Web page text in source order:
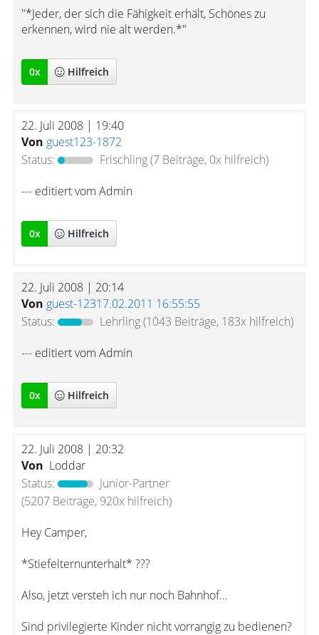
"*Jeder, der sich die Fähigkeit erhält, Schönes zu
erkennen, wird nie alt werden.*"
0x Hilfreich
22. Juli 2008 | 19:40
Von guest123-1872
Status:
Frischling(7 Beiträge, 0x hilfreich)
--- editiert vom Admin
0x Hilfreich
22. Juli 2008 | 20:14
Von guest-12317.02.2011 16:55:55
Status:
Lehrling(1043 Beiträge, 183x hilfreich)
--- editiert vom Admin
0x Hilfreich
22. Juli 2008 | 20:32
Von Loddar
Status:
Junior-Partner
(5207 Beiträge, 920x hilfreich)
Hey Camper,
*Stiefelternunterhalt* ???
Also, jetzt versteh ich nur noch Bahnhof...
Sind privilegierte Kinder nicht vorrangig zu bedienen?